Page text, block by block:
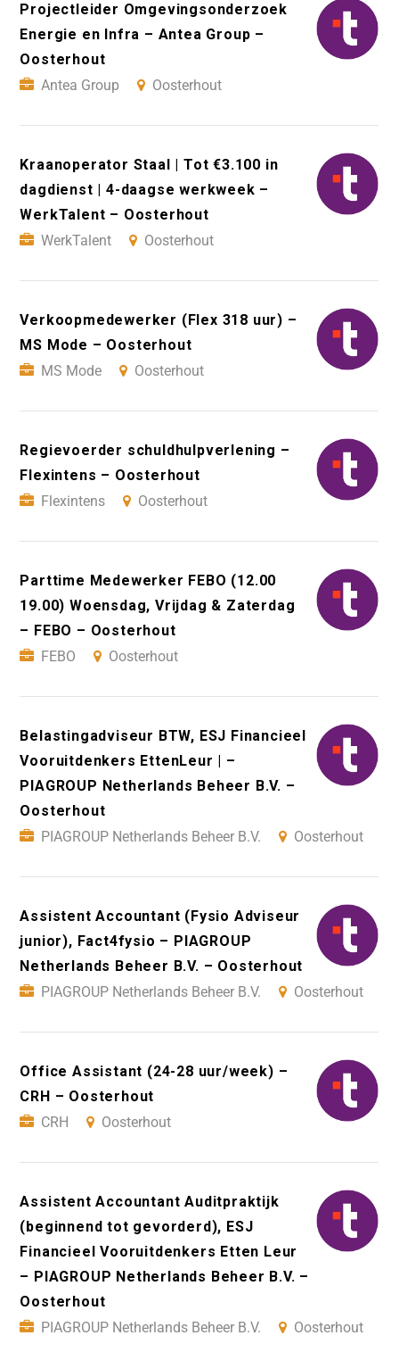
Projectleider Omgevingsonderzoek
Energie en Infra – Antea Group –
Oosterhout
Antea Group
Oosterhout
Kraanoperator Staal | Tot €3.100 in
dagdienst | 4-daagse werkweek –
WerkTalent – Oosterhout
WerkTalent
Oosterhout
Verkoopmedewerker (Flex 318 uur) –
MS Mode – Oosterhout
MS Mode
Oosterhout
Regievoerder schuldhulpverlening –
Flexintens – Oosterhout
Flexintens
Oosterhout
Parttime Medewerker FEBO (12.00
19.00) Woensdag, Vrijdag & Zaterdag
– FEBO – Oosterhout
FEBO
Oosterhout
Belastingadviseur BTW, ESJ Financieel
Vooruitdenkers EttenLeur | –
PIAGROUP Netherlands Beheer B.V. –
Oosterhout
PIAGROUP Netherlands Beheer B.V.
Oosterhout
Assistent Accountant (Fysio Adviseur
junior), Fact4fysio – PIAGROUP
Netherlands Beheer B.V. – Oosterhout
PIAGROUP Netherlands Beheer B.V.
Oosterhout
Office Assistant (24-28 uur/week) –
CRH – Oosterhout
CRH
Oosterhout
Assistent Accountant Auditpraktijk
(beginnend tot gevorderd), ESJ
Financieel Vooruitdenkers Etten Leur
– PIAGROUP Netherlands Beheer B.V. –
Oosterhout
PIAGROUP Netherlands Beheer B.V.
Oosterhout